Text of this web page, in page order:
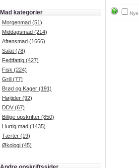
Mad kategorier
Morgenmad (51)
Middagsmad (214)
Aftensmad (1666)
Salat (78)
Fedtfattig (427)
Fisk (224)
Grill (77)
Brød og Kager (191)
Højtider (92)
DDV (67)
Billige opskrifter (850)
Hurtig mad (1435)
Tærter (19)
Økologi (45)
Nye